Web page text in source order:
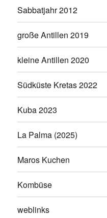
Sabbatjahr 2012
große Antillen 2019
kleine Antillen 2020
Südküste Kretas 2022
Kuba 2023
La Palma (2025)
Maros Kuchen
Kombüse
weblinks